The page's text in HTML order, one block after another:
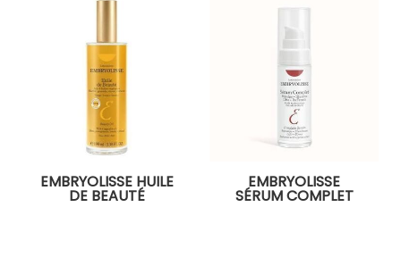
EMBRYOLISSE HUILE
DE BEAUTÉ
EMBRYOLISSE
SÉRUM COMPLET